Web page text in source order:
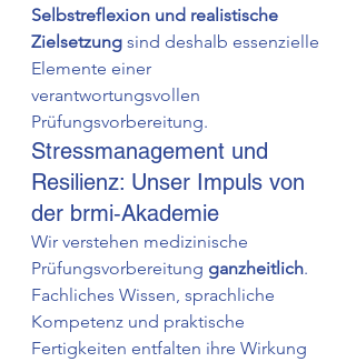
Selbstreflexion und realistische
Zielsetzung sind deshalb essenzielle
Elemente einer
verantwortungsvollen
Prüfungsvorbereitung.
Stressmanagement und
Resilienz: Unser Impuls von
der brmi‑Akademie
Wir verstehen medizinische
Prüfungsvorbereitung ganzheitlich.
Fachliches Wissen, sprachliche
Kompetenz und praktische
Fertigkeiten entfalten ihre Wirkung